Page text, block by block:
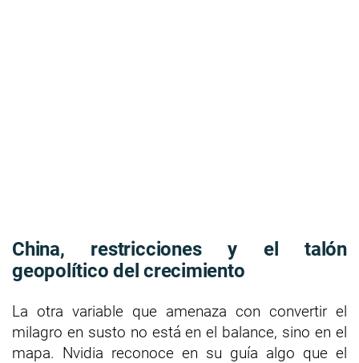
China, restricciones y el talón
geopolítico del crecimiento
La otra variable que amenaza con convertir el
milagro en susto no está en el balance, sino en el
mapa. Nvidia reconoce en su guía algo que el